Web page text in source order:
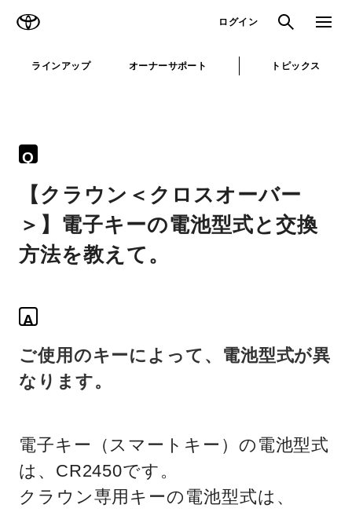
ログイン 検索 メニュ
ラインアップ オーナーサポート トピックス
Q
【クラウン＜クロスオーバー
＞】電子キーの電池型式と交換
方法を教えて。
A
ご使用のキーによって、電池型式が異
なります。
電子キー（スマートキー）の電池型式
は、CR2450です。
クラウン専用キーの電池型式は、